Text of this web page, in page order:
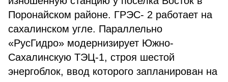
Поронайском районе. ГРЭС- 2 работает на
сахалинском угле. Параллельно
«РусГидро» модернизирует Южно-
Сахалинскую ТЭЦ-1, строя шестой
энергоблок, ввод которого запланирован на